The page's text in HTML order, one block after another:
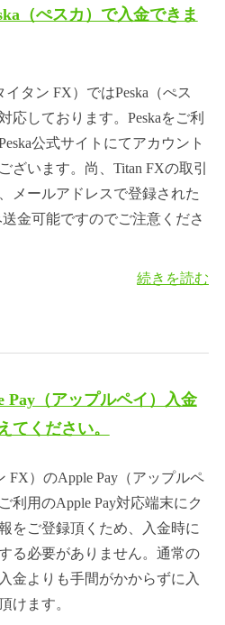
（ぺスカ）で入金できま
タン FX）ではPeska（ぺス
応しております。Peskaをご利
公式サイトにてアカウント
ざいます。尚、Titan FXの取引
メールアドレスで登録された
送金可能ですのでご注意くださ
続きを読む
Pay（アップルペイ）入金
てください。
FX）のApple Pay（アップルペ
利用のApple Pay対応端末にク
をご登録頂くため、入金時に
る必要がありません。通常の
金よりも手間がかからずに入
けます。